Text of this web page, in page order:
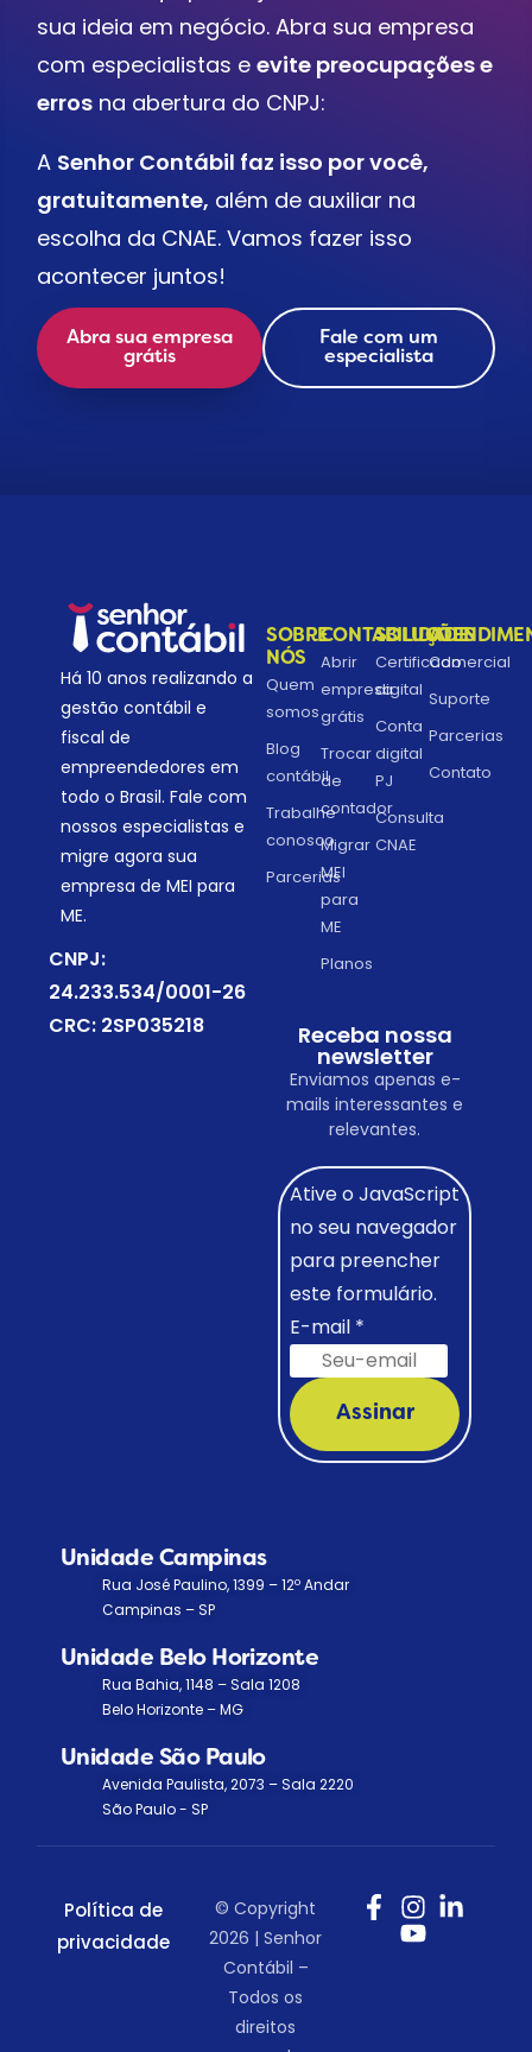
sua ideia em negócio. Abra sua empresa
com especialistas eevite preocupações e
erros na abertura do CNPJ:
A Senhor Contábil faz isso por você,
gratuitamente, além de auxiliar na
escolha da CNAE. Vamos fazer isso
acontecer juntos!
Abra sua empresa
grátis
Fale com um
especialista
Há 10 anos realizando a
gestão contábil e
fiscal de
empreendedores em
todo o Brasil. Fale com
nossos especialistas e
migre agora sua
empresa de MEI para
ME.
CNPJ:
24.233.534/0001-26
CRC: 2SP035218
SOBRE
NÓS
Quem
somos
Blog
contábil
Trabalhe
conosco
Parcerias
CONTABILIDADE
Abrir
empresa
grátis
Trocar
de
contador
Migrar
MEI
para
ME
Planos
SOLUÇÕES
Certificado
digital
Conta
digital
PJ
Consulta
CNAE
Comercial
Suporte
Parcerias
Contato
Receba nossa
newsletter
Enviamos apenas e-
mails interessantes e
relevantes.
Ative o JavaScript
no seu navegador
para preencher
este formulário.
E-mail *
Assinar
Unidade Campinas
Rua José Paulino, 1399 – 12º Andar
Campinas – SP
Unidade Belo Horizonte
Rua Bahia, 1148 – Sala 1208
Belo Horizonte – MG
Unidade São Paulo
Avenida Paulista, 2073 – Sala 2220
São Paulo - SP
Política de
privacidade
© Copyright
2026 | Senhor
Contábil –
Todos os
direitos